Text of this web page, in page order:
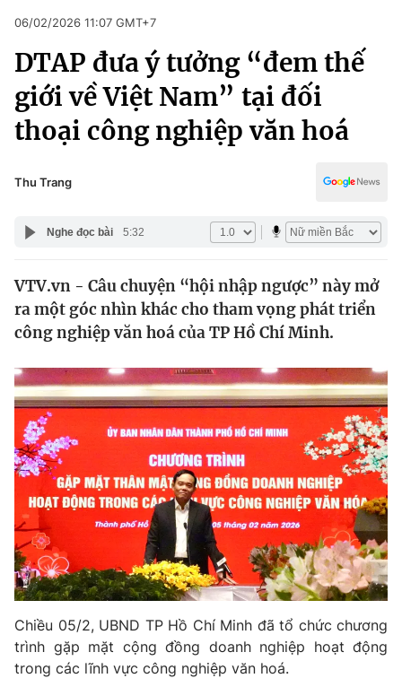
Chuyên mục
Chính trị
Xã hội
Pháp luật
Y tế
Thế giới
Tin tức
Thế giới đó đây
Câu chuyện quốc tế
Kinh tế
Tài chính
Thị trường
Góc doanh nghiệp
Dữ liệu và đời sống
Truyền hình
Phim VTV
Hậu trường
Nhân vật
Khán giả
Giải sao mai
Giải trí
Điện ảnh
Âm nhạc
Đời sống
Du lịch
Làm đẹp
Chất lượng cuộc sống
Giáo dục
Tuyển sinh
Học trực tuyến
Công nghệ
Pháp luật
Kinh tế
Thể thao
Truyền hình
Văn hóa - Giải trí
Y tế
Công nghệ
06/02/2026 11:07 GMT+7
DTAP đưa ý tưởng “đem thế
giới về Việt Nam” tại đối
thoại công nghiệp văn hoá
Thu Trang
Nghe đọc bài 5:32
VTV.vn - Câu chuyện “hội nhập ngược” này mở
ra một góc nhìn khác cho tham vọng phát triển
công nghiệp văn hoá của TP Hồ Chí Minh.
Chiều 05/2, UBND TP Hồ Chí Minh đã tổ chức chương
trình gặp mặt cộng đồng doanh nghiệp hoạt động
trong các lĩnh vực công nghiệp văn hoá.